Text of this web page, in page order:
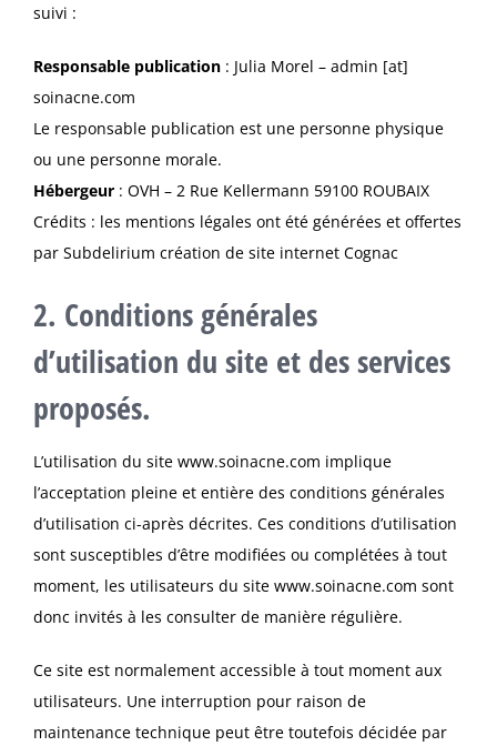
suivi :
Responsable publication : Julia Morel – admin [at]
soinacne.com
Le responsable publication est une personne physique
ou une personne morale.
Hébergeur : OVH – 2 Rue Kellermann 59100 ROUBAIX
Crédits : les mentions légales ont été générées et offertes
par Subdelirium création de site internet Cognac
2. Conditions générales
d’utilisation du site et des services
proposés.
L’utilisation du site www.soinacne.com implique
l’acceptation pleine et entière des conditions générales
d’utilisation ci-après décrites. Ces conditions d’utilisation
sont susceptibles d’être modifiées ou complétées à tout
moment, les utilisateurs du site www.soinacne.com sont
donc invités à les consulter de manière régulière.
Ce site est normalement accessible à tout moment aux
utilisateurs. Une interruption pour raison de
maintenance technique peut être toutefois décidée par